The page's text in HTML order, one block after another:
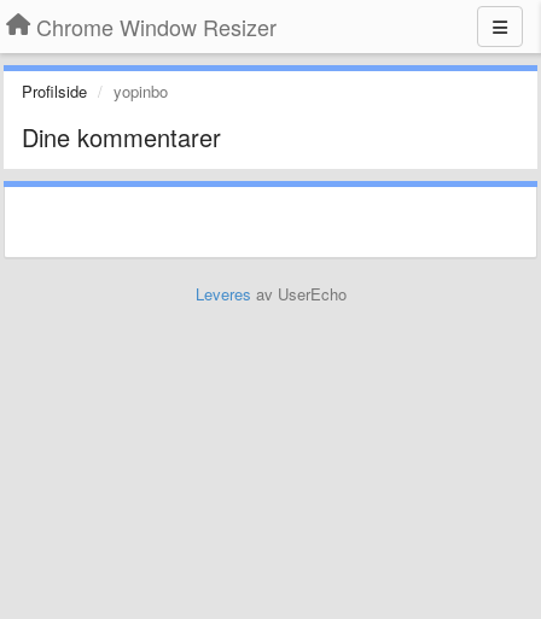
Chrome Window Resizer
Profilside yopinbo
Dine kommentarer
Leveres av UserEcho